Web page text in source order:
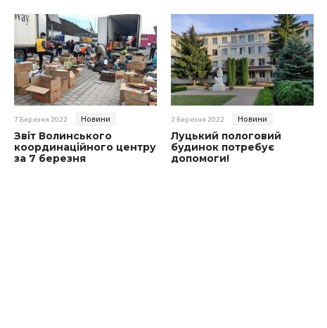
7 Березня 2022 Новини
Звіт Волинського
координаційного центру
за 7 березня
2 Березня 2022 Новини
Луцький пологовий
будинок потребує
допомоги!